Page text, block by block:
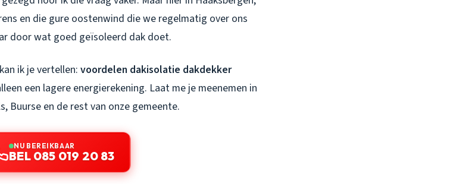
en die gure oostenwind die we regelmatig over ons
door wat goed geïsoleerd dak doet.
ik je vertellen: voordelen dakisolatie dakdekker
een lagere energierekening. Laat me je meenemen in
Buurse en de rest van onze gemeente.
NU BEREIKBAAR
BEL 085 019 20 83